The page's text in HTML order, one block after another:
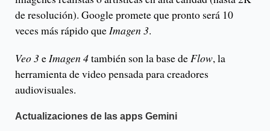
de resolución). Google promete que pronto será 10
veces más rápido queImagen 3.
Veo 3eImagen 4también son la base deFlow, la
herramienta de video pensada para creadores
audiovisuales.
Actualizaciones de las apps Gemini